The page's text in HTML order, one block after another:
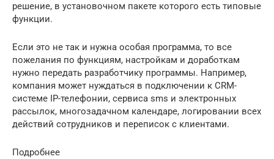
решение, в установочном пакете которого есть типовые
функции.
Если это не так и нужна особая программа, то все
пожелания по функциям, настройкам и доработкам
нужно передать разработчику программы. Например,
компания может нуждаться в подключении к CRM-
системе IP-телефонии, сервиса sms и электронных
рассылок, многозадачном календаре, логировании всех
действий сотрудников и переписок с клиентами.
Подробнее